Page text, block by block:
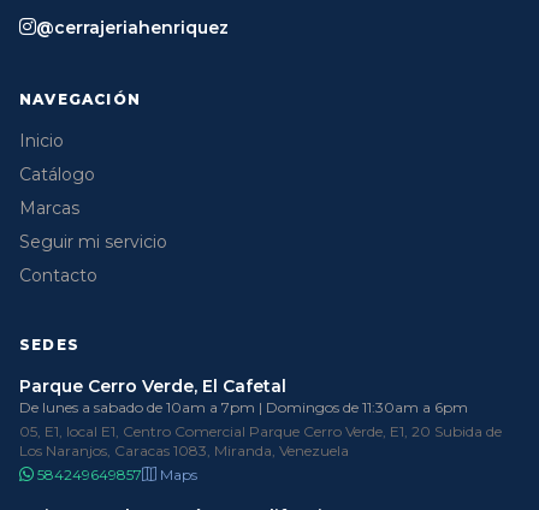
@cerrajeriahenriquez
NAVEGACIÓN
Inicio
Catálogo
Marcas
Seguir mi servicio
Contacto
SEDES
Parque Cerro Verde, El Cafetal
De lunes a sabado de 10am a 7pm | Domingos de 11:30am a 6pm
05, E1, local E1, Centro Comercial Parque Cerro Verde, E1, 20 Subida de
Los Naranjos, Caracas 1083, Miranda, Venezuela
584249649857
Maps